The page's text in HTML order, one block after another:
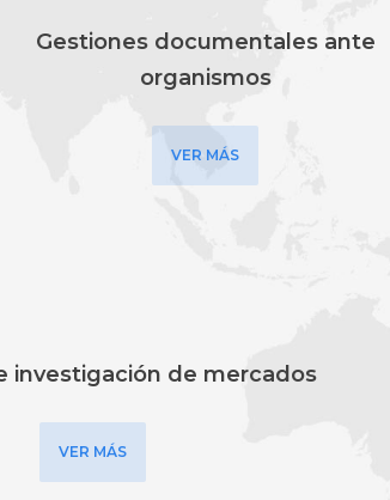
Gestiones documentales ante
organismos
VER MÁS
investigación de mercados
VER MÁS